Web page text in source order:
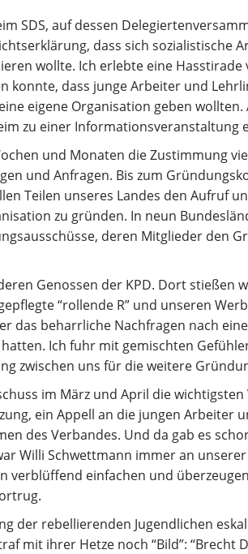
SDS, auf dessen
dass sich sozialistische
wollte. Ich erlebte eine Hasstirade
konnte, dass junge Arbeiter und
eigene Organisation geben wollten.
zu einer Informationsveranstaltung
und Monaten die Zustimmung
und Anfragen. Bis zum
Teilen unseres Landes den Aufruf
zu gründen. In neun
deren Mitglieder den
Genossen der KPD. Dort stießen
“rollende R” und unseren
das beharrliche Nachfragen nach
Ich fuhr mit gemischten
zwischen uns für die weitere
im März und April die
ein Appell an die jungen Arbeiter
des Verbandes. Und da gab es
Willi Schwettmann immer an
verblüffend einfachen und
der rebellierenden Jugendlichen
mit ihrer Hetze noch “Bild”: “Brecht